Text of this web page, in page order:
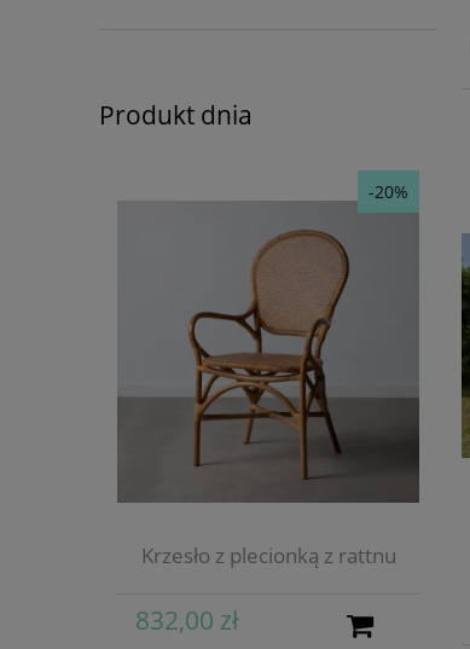
Produkt dnia
-20%
Krzesło z plecionką z rattnu
832,00 zł